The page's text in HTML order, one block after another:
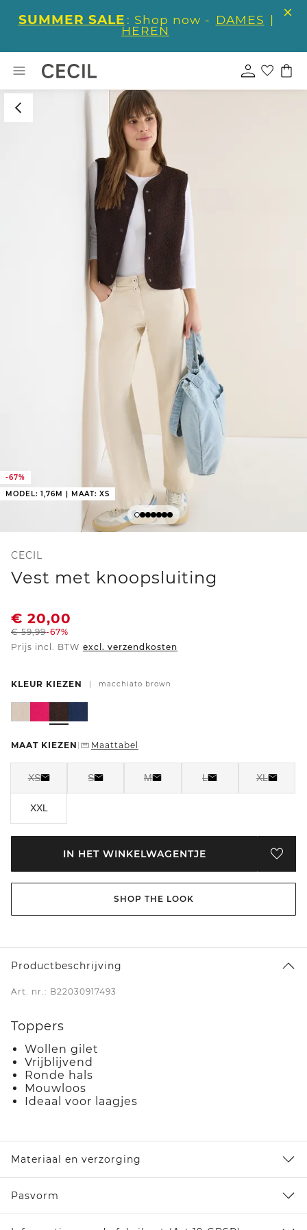
SUMMER SALE : Shop now - DAMES |
HEREN
-67%
MODEL: 1,76M | MAAT: XS
CECIL
Vest met knoopsluiting
€ 20,00
€59,99-67%
Prijs incl. BTW excl. verzendkosten
KLEUR KIEZEN macchiato brown
MAAT KIEZEN Maattabel
XS S M L XL
XXL
IN HET WINKELWAGENTJE
SHOP THE LOOK
Productbeschrijving
Art. nr.: B22030917493
Toppers
Wollen gilet
Vrijblijvend
Ronde hals
Mouwloos
Ideaal voor laagjes
Materiaal en verzorging
Pasvorm